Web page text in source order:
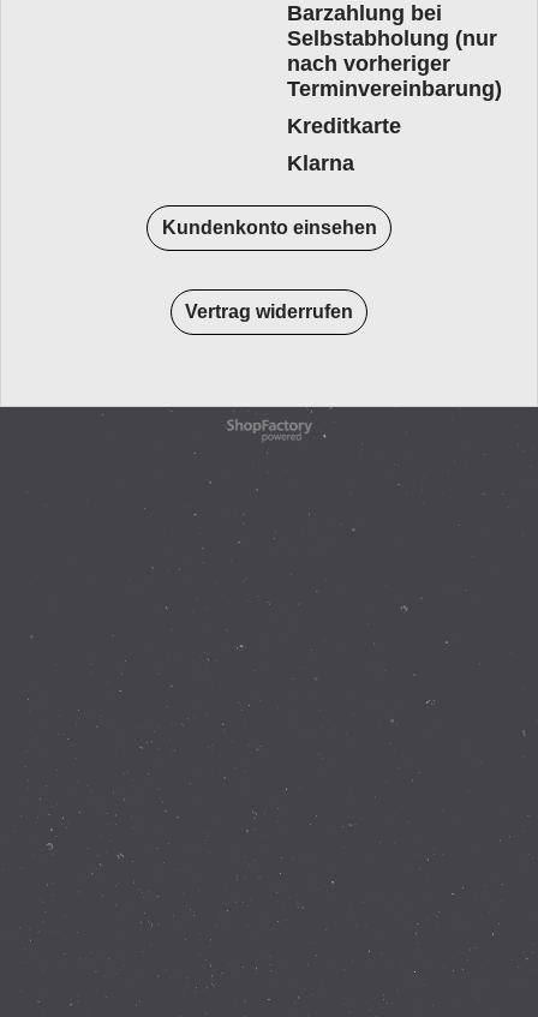
Barzahlung bei
Selbstabholung (nur
nach vorheriger
Terminvereinbarung)
Kreditkarte
Klarna
Kundenkonto einsehen
Vertrag widerrufen
WebShop erstellt mit
ShopFactory Shop